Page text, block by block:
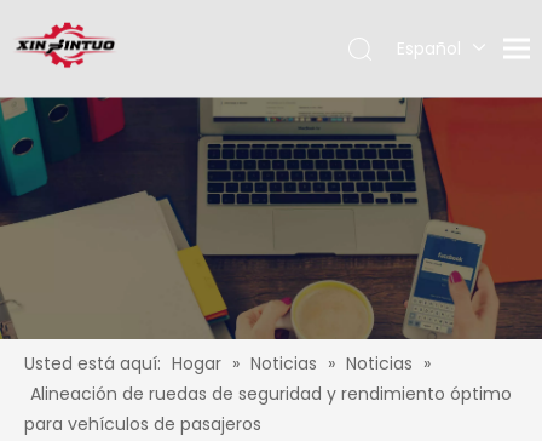
Español
Pусский
Usted está aquí: Hogar » Noticias » Noticias »
Alineación de ruedas de seguridad y rendimiento óptimo
para vehículos de pasajeros